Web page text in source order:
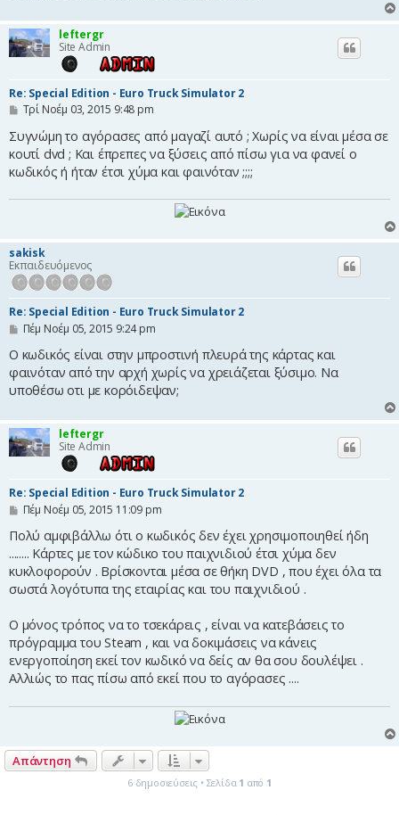
leftergr
Site Admin
Re: Special Edition - Euro Truck Simulator 2
Δ
μ
ο
σ
ί
υ
Τρί Νοέμ 03, 2015 9:48 pm
Συγνώμη το αγόρασες από μαγαζί αυτό ; Χωρίς να είναι μέσα σε
κουτί dvd ; Και έπρεπες να ξύσεις από πίσω για να φανεί ο
κωδικός ή ήταν έτσι χύμα και φαινόταν ;;;;
sakisk
Εκπαιδευόμενος
Re: Special Edition - Euro Truck Simulator 2
Δ
μ
σ
ί
σ
η
Πέμ Νοέμ 05, 2015 9:24 pm
Ο κωδικός είναι στην μπροστινή πλευρά της κάρτας και
φαινόταν από την αρχή χωρίς να χρειάζεται ξύσιμο. Να
υποθέσω οτι με κορόιδεψαν;
leftergr
Site Admin
Re: Special Edition - Euro Truck Simulator 2
Δ
μ
σ
ί
ε
υ
η
Πέμ Νοέμ 05, 2015 11:09 pm
Πολύ αμφιβάλλω ότι ο κωδικός δεν έχει χρησιμοποιηθεί ήδη
........ Κάρτες με τον κώδικο του παιχνιδιού έτσι χύμα δεν
κυκλοφορούν . Βρίσκονται μέσα σε θήκη DVD , που έχει όλα τα
σωστά λογότυπα της εταιρίας και του παιχνιδιού .
Ο μόνος τρόπος να το τσεκάρεις , είναι να κατεβάσεις το
πρόγραμμα του Steam , και να δοκιμάσεις να κάνεις
ενεργοποίηση εκεί τον κωδικό να δείς αν θα σου δουλέψει .
Αλλιώς το πας πίσω από εκεί που το αγόρασες ....
Απάντηση
6 δημοσιεύσεις • Σελίδα 1 από 1